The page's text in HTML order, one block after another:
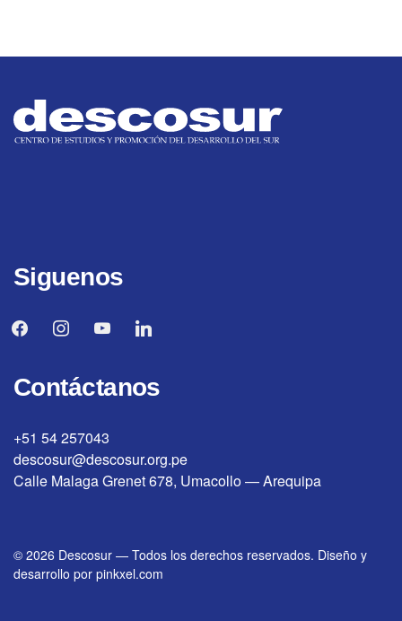
Siguenos
facebookinstagramyoutubelinkedin
Contáctanos
+51 54 257043
descosur@descosur.org.pe
Calle Malaga Grenet 678, Umacollo — Arequipa
© 2026 Descosur — Todos los derechos reservados. Diseño y
desarrollo por pinkxel.com